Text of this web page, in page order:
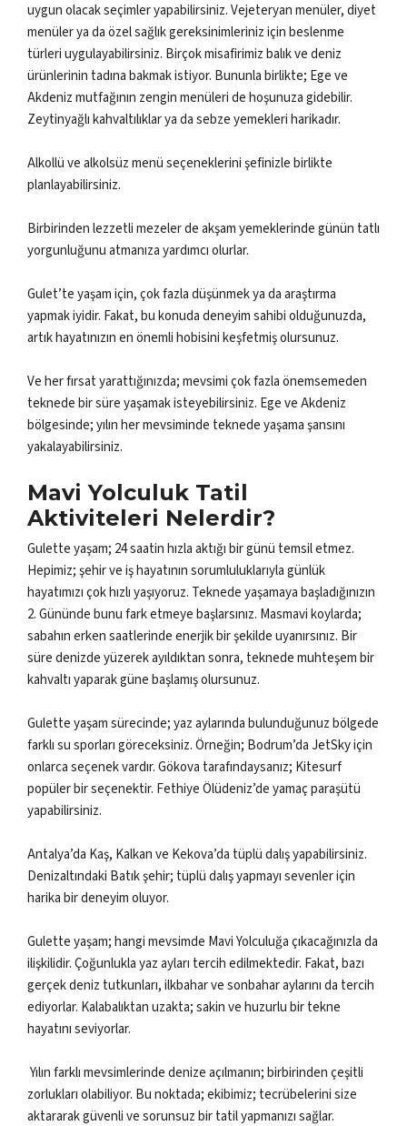
uygun olacak seçimler yapabilirsiniz. Vejeteryan menüler, diyet
menüler ya da özel sağlık gereksinimleriniz için beslenme
türleri uygulayabilirsiniz. Birçok misafirimiz balık ve deniz
ürünlerinin tadına bakmak istiyor. Bununla birlikte; Ege ve
Akdeniz mutfağının zengin menüleri de hoşunuza gidebilir.
Zeytinyağlı kahvaltılıklar ya da sebze yemekleri harikadır.
Alkollü ve alkolsüz menü seçeneklerini şefinizle birlikte
planlayabilirsiniz.
Birbirinden lezzetli mezeler de akşam yemeklerinde günün tatlı
yorgunluğunu atmanıza yardımcı olurlar.
Gulet’te yaşam için, çok fazla düşünmek ya da araştırma
yapmak iyidir. Fakat, bu konuda deneyim sahibi olduğunuzda,
artık hayatınızın en önemli hobisini keşfetmiş olursunuz.
Ve her fırsat yarattığınızda; mevsimi çok fazla önemsemeden
teknede bir süre yaşamak isteyebilirsiniz. Ege ve Akdeniz
bölgesinde; yılın her mevsiminde teknede yaşama şansını
yakalayabilirsiniz.
Mavi Yolculuk Tatil
Aktiviteleri Nelerdir?
Gulette yaşam; 24 saatin hızla aktığı bir günü temsil etmez.
Hepimiz; şehir ve iş hayatının sorumluluklarıyla günlük
hayatımızı çok hızlı yaşıyoruz. Teknede yaşamaya başladığınızın
2. Gününde bunu fark etmeye başlarsınız. Masmavi koylarda;
sabahın erken saatlerinde enerjik bir şekilde uyanırsınız. Bir
süre denizde yüzerek ayıldıktan sonra, teknede muhteşem bir
kahvaltı yaparak güne başlamış olursunuz.
Gulette yaşam sürecinde; yaz aylarında bulunduğunuz bölgede
farklı su sporları göreceksiniz. Örneğin; Bodrum’da JetSky için
onlarca seçenek vardır. Gökova tarafındaysanız; Kitesurf
popüler bir seçenektir. Fethiye Ölüdeniz’de yamaç paraşütü
yapabilirsiniz.
Antalya’da Kaş, Kalkan ve Kekova’da tüplü dalış yapabilirsiniz.
Denizaltındaki Batık şehir; tüplü dalış yapmayı sevenler için
harika bir deneyim oluyor.
Gulette yaşam; hangi mevsimde Mavi Yolculuğa çıkacağınızla da
ilişkilidir. Çoğunlukla yaz ayları tercih edilmektedir. Fakat, bazı
gerçek deniz tutkunları, ilkbahar ve sonbahar aylarını da tercih
ediyorlar. Kalabalıktan uzakta; sakin ve huzurlu bir tekne
hayatını seviyorlar.
Yılın farklı mevsimlerinde denize açılmanın; birbirinden çeşitli
zorlukları olabiliyor. Bu noktada; ekibimiz; tecrübelerini size
aktararak güvenli ve sorunsuz bir tatil yapmanızı sağlar.